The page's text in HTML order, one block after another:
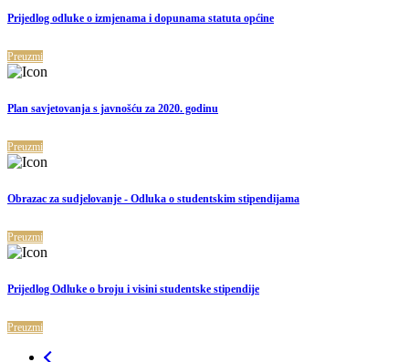
Prijedlog odluke o izmjenama i dopunama statuta općine
Preuzmi
Plan savjetovanja s javnošću za 2020. godinu
Preuzmi
Obrazac za sudjelovanje - Odluka o studentskim stipendijama
Preuzmi
Prijedlog Odluke o broju i visini studentske stipendije
Preuzmi